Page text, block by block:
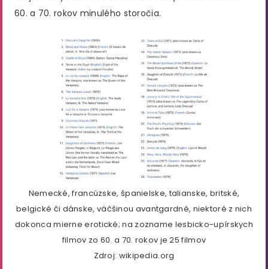
60. a 70. rokov minulého storočia.
Nemecké, francúzske, španielske, talianske, britské,
belgické či dánske, väčšinou avantgardné, niektoré z nich
dokonca mierne erotické; na zozname lesbicko-upírskych
filmov zo 60. a 70. rokov je 25 filmov
Zdroj: wikipedia.org